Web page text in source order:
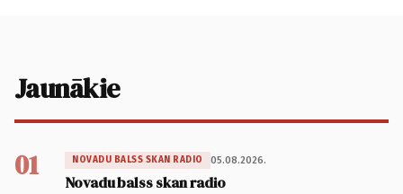
Jaunākie
01 NOVADU BALSS SKAN RADIO 05.08.2026.
Novadu balss skan radio